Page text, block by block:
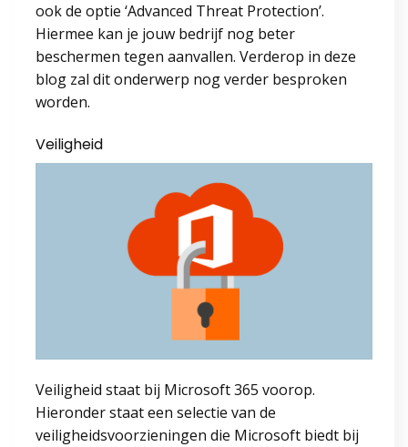
ook de optie ‘Advanced Threat Protection’.
Hiermee kan je jouw bedrijf nog beter
beschermen tegen aanvallen. Verderop in deze
blog zal dit onderwerp nog verder besproken
worden.
Veiligheid
Veiligheid staat bij Microsoft 365 voorop.
Hieronder staat een selectie van de
veiligheidsvoorzieningen die Microsoft biedt bij